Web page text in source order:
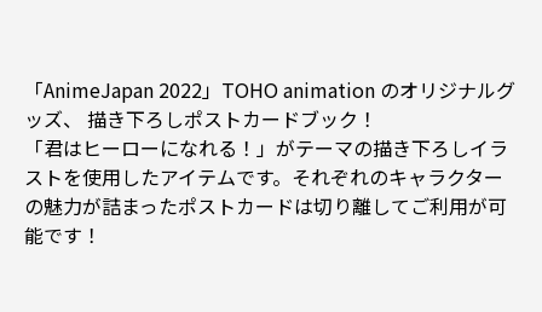
「AnimeJapan 2022」TOHO animation のオリジナルグ
ッズ、 描き下ろしポストカードブック！
「君はヒーローになれる！」がテーマの描き下ろしイラ
ストを使用したアイテムです。それぞれのキャラクター
の魅力が詰まったポストカードは切り離してご利用が可
能です！